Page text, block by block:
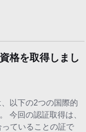
格を取得しまし
以下の2つの国際的
今回の認証取得は、
ていることの証で